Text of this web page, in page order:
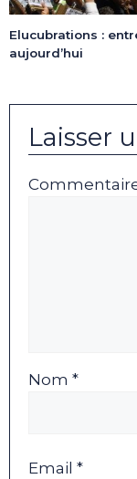
Elucubrations :
aujourd’hui
Laisser
Nom *
Email *